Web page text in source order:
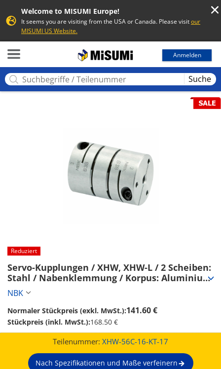
Welcome to MISUMI Europe!
It seems you are visiting from the USA or Canada. Please visitour
MISUMI US Website.
Anmelden
Suche
Reduziert
Servo-Kupplungen / XHW, XHW-L / 2 Scheiben:
Stahl / Nabenklemmung / Korpus: Aluminium
(XHW-56C-16-KT-17)
NBK
Normaler Stückpreis (exkl. MwSt.):141.60 €
Stückpreis (inkl. MwSt.):168.50 €
Teilenummer: XHW-56C-16-KT-17
Nach Spezifikationen und Maße verfeinern